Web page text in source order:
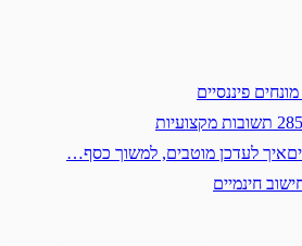
285 תשובות מקצועיות
איך לעדכן מוטבים, למשוך כסף…